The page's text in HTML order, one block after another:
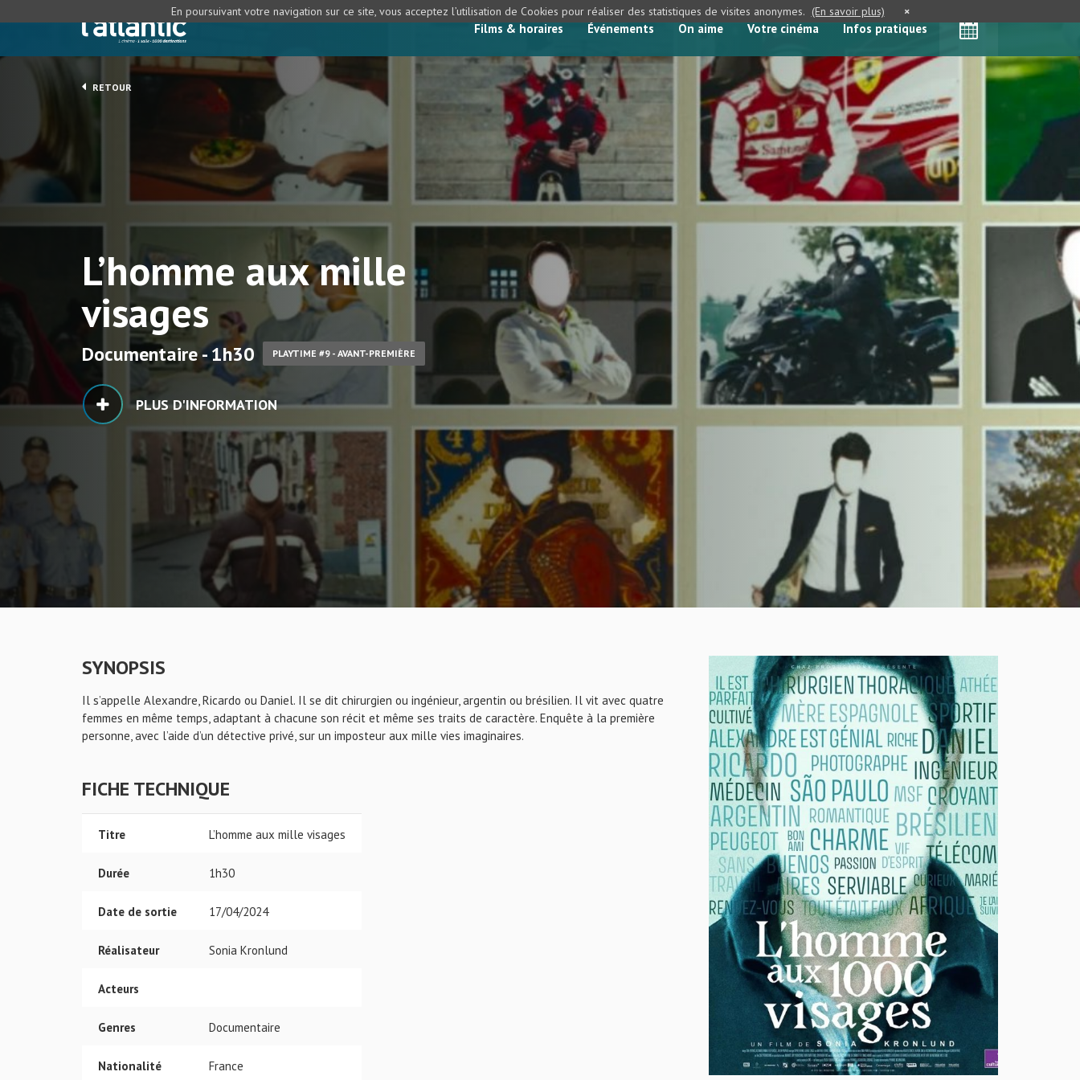
Films & horaires Événements On aime Votre cinéma Infos pratiques
RETOUR
L’homme aux mille
visages
Documentaire - 1h30 PLAYTIME #9 - AVANT-PREMIÈRE
PLUS D'INFORMATION
SYNOPSIS
Il s’appelle Alexandre, Ricardo ou Daniel. Il se dit chirurgien ou ingénieur, argentin ou brésilien. Il vit avec quatre
femmes en même temps, adaptant à chacune son récit et même ses traits de caractère. Enquête à la première
personne, avec l’aide d’un détective privé, sur un imposteur aux mille vies imaginaires.
FICHE TECHNIQUE
Titre L’homme aux mille visages
Durée 1h30
Date de sortie 17/04/2024
Réalisateur Sonia Kronlund
Acteurs
Genres Documentaire
Nationalité France
En poursuivant votre navigation sur ce site, vous acceptez l’utilisation de Cookies pour réaliser des statistiques de visites anonymes. (En savoir plus) ×